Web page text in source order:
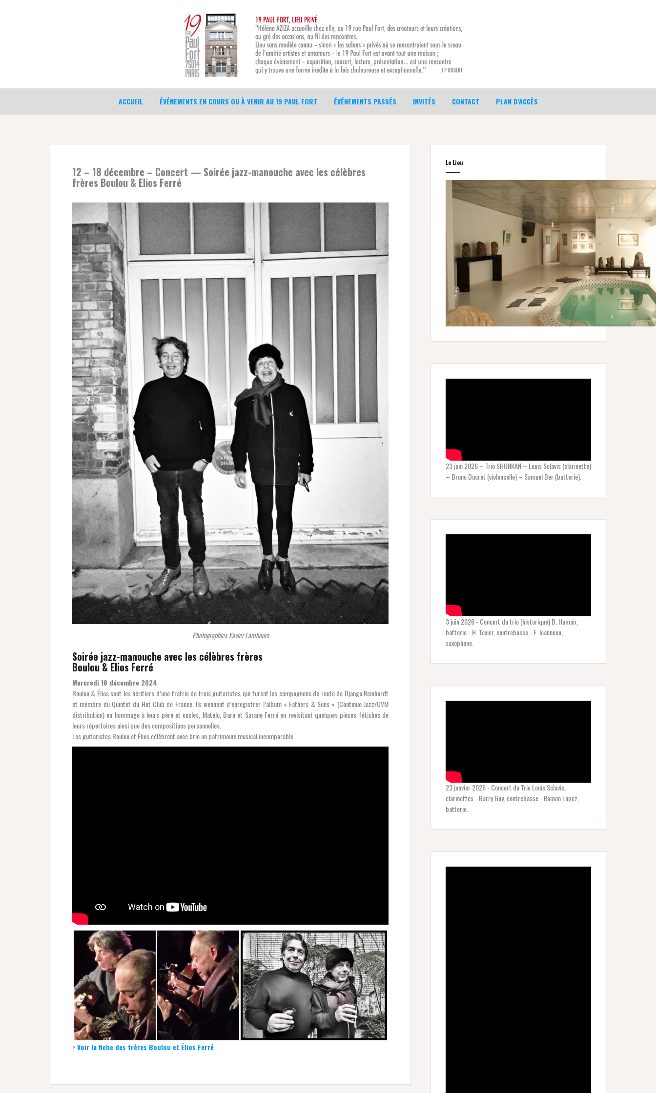
ACCUEIL ÉVÉNEMENTS EN COURS OU À VENIR AU 19 PAUL FORT ÉVÉNEMENTS PASSÉS INVITÉS CONTACT PLAN D’ACCÈS
12 – 18 décembre – Concert — Soirée jazz-manouche avec les célèbres
frères Boulou & Elios Ferré
Photographies Xavier Lambours
Soirée jazz-manouche avec les célèbres frères
Boulou & Elios Ferré
Mercredi 18 décembre 2024
Boulou & Élios sont les héritiers d’une fratrie de trois guitaristes qui furent les compagnons de route de Django Reinhardt
et membre du Quintet du Hot Club de France. Ils viennent d’enregistrer l’album « Fathers & Sons » (Continuo Jazz/UVM
distribution) en hommage à leurs père et oncles, Matelo, Baro et Sarane Ferré en revisitant quelques pièces fétiches de
leurs répertoires ainsi que des compositions personnelles.
Les guitaristes Boulou et Élios célèbrent avec brio un patrimoine musical incomparable.
>Voir la fiche des frères Boulou et Élios Ferré
Le Lieu
23 juin 2026 – Trio SHUNKAN – Louis Sclavis (clarinette)
– Bruno Ducret (violoncelle) – Samuel Ber (batterie).
3 juin 2026 - Concert du trio (historique) D. Humair,
batterie - H. Texier, contrebasse - F. Jeanneau,
saxophone.
23 janvier 2026 - Concert du Trio Louis Sclavis,
clarinettes - Barry Guy, contrebasse - Ramon López,
batterie.